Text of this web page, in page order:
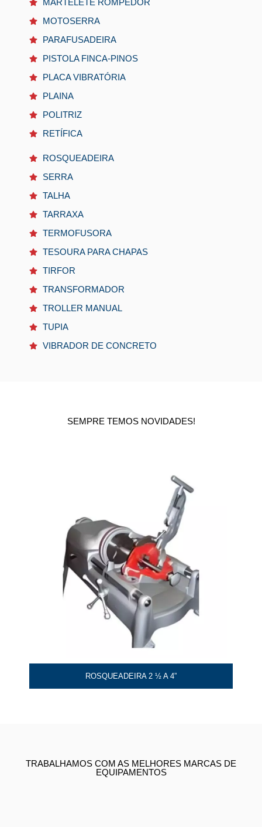
MOTOSERRA
PARAFUSADEIRA
PISTOLA FINCA-PINOS
PLACA VIBRATÓRIA
PLAINA
POLITRIZ
RETÍFICA
ROSQUEADEIRA
SERRA
TALHA
TARRAXA
TERMOFUSORA
TESOURA PARA CHAPAS
TIRFOR
TRANSFORMADOR
TROLLER MANUAL
TUPIA
VIBRADOR DE CONCRETO
SEMPRE TEMOS NOVIDADES!
ROSQUEADEIRA 2 ½ A 4”
TRABALHAMOS COM AS MELHORES MARCAS DE
EQUIPAMENTOS